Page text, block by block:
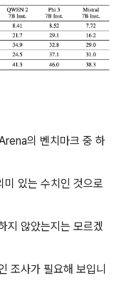
의 벤치마크 중 하
미 있는 수치인 것으로
지 않았는지는 모르겠
조사가 필요해 보입니